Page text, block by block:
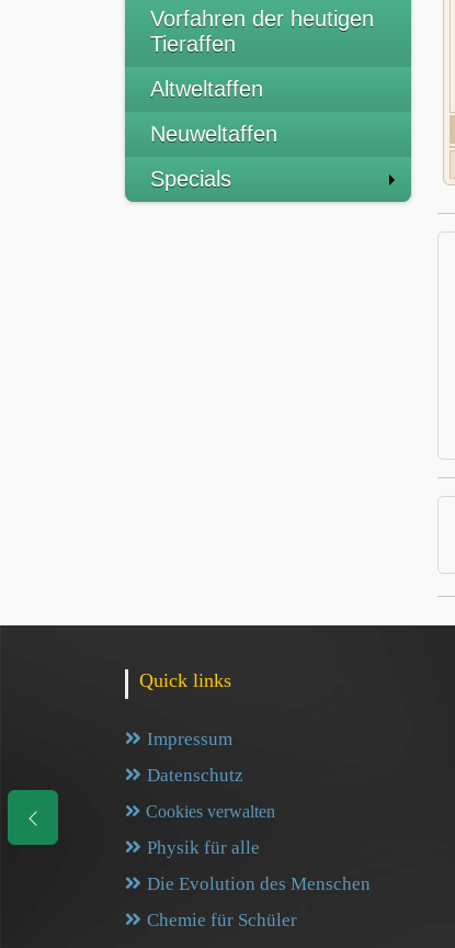
Vorfahren der heutigen
Tieraffen
Altweltaffen
Neuweltaffen
Specials
Quick links
Impressum
Datenschutz
Cookies verwalten
Physik für alle
Die Evolution des Menschen
Chemie für Schüler